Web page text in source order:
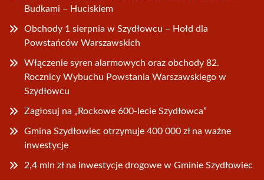
Budkami – Huciskiem
Obchody 1 sierpnia w Szydłowcu – Hołd dla
Powstańców Warszawskich
Włączenie syren alarmowych oraz obchody 82.
Rocznicy Wybuchu Powstania Warszawskiego w
Szydłowcu
Zagłosuj na „Rockowe 600-lecie Szydłowca”
Gmina Szydłowiec otrzymuje 400 000 zł na ważne
inwestycje
2,4 mln zł na inwestycje drogowe w Gminie Szydłowiec